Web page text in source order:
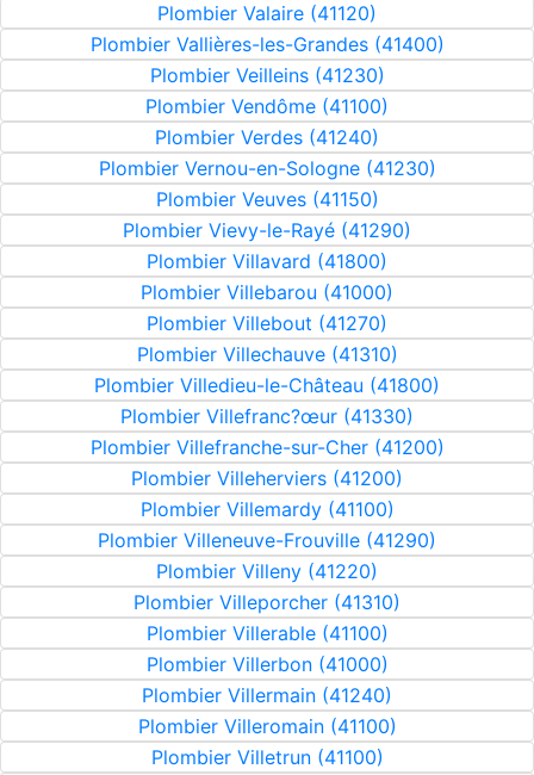
Plombier Valaire (41120)
Plombier Vallières-les-Grandes (41400)
Plombier Veilleins (41230)
Plombier Vendôme (41100)
Plombier Verdes (41240)
Plombier Vernou-en-Sologne (41230)
Plombier Veuves (41150)
Plombier Vievy-le-Rayé (41290)
Plombier Villavard (41800)
Plombier Villebarou (41000)
Plombier Villebout (41270)
Plombier Villechauve (41310)
Plombier Villedieu-le-Château (41800)
Plombier Villefranc?œur (41330)
Plombier Villefranche-sur-Cher (41200)
Plombier Villeherviers (41200)
Plombier Villemardy (41100)
Plombier Villeneuve-Frouville (41290)
Plombier Villeny (41220)
Plombier Villeporcher (41310)
Plombier Villerable (41100)
Plombier Villerbon (41000)
Plombier Villermain (41240)
Plombier Villeromain (41100)
Plombier Villetrun (41100)